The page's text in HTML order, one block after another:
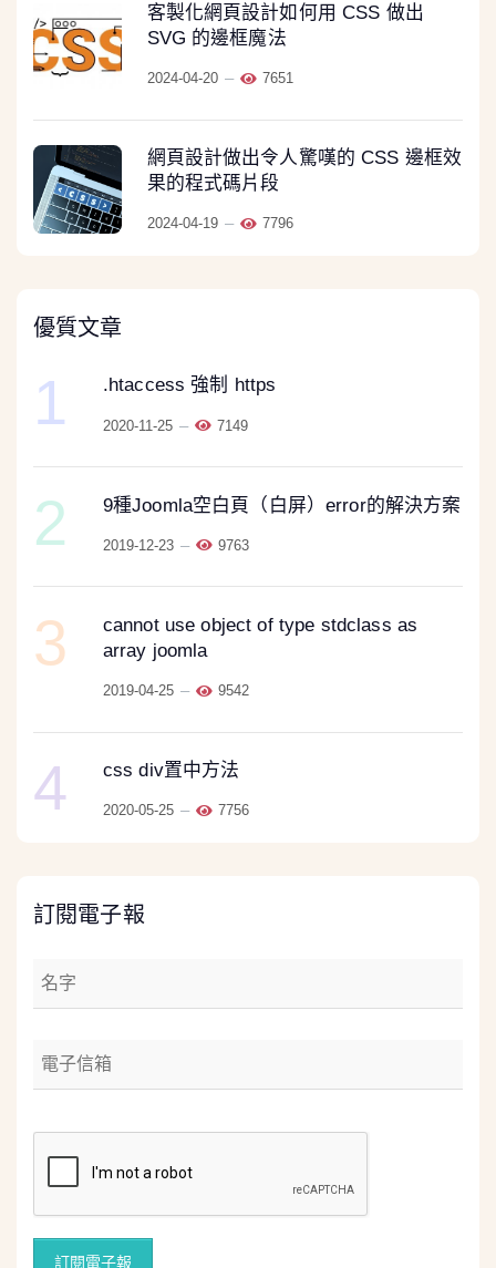
客製化網頁設計如何用 CSS 做出
SVG 的邊框魔法
2024-04-20 7651
網頁設計做出令人驚嘆的 CSS 邊框效
果的程式碼片段
2024-04-19 7796
優質文章
1 .htaccess 強制 https
2020-11-25 7149
2 9種Joomla空白頁（白屏）error的解決方案
2019-12-23 9763
3
cannot use object of type stdclass as
array joomla
2019-04-25 9542
4 css div置中方法
2020-05-25 7756
訂閱電子報